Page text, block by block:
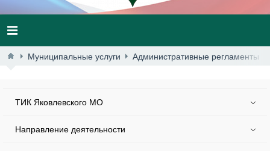
Муниципальные услуги Административные регламенты
ТИК Яковлевского МО
Направление деятельности